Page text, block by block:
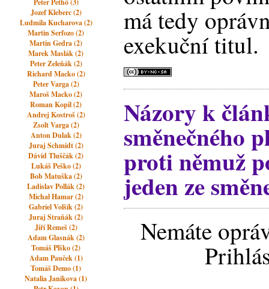
Peter Pethő (3)
Jozef Kleberc (2)
Ludmila Kucharova (2)
Martin Serfozo (2)
Martin Gedra (2)
Marek Maslák (2)
Peter Zeleňák (2)
Richard Macko (2)
Peter Varga (2)
Maroš Macko (2)
Roman Kopil (2)
Andrej Kostroš (2)
Zsolt Varga (2)
Anton Dulak (2)
Juraj Schmidt (2)
Dávid Tluščák (2)
Lukáš Peško (2)
Bob Matuška (2)
Ladislav Pollák (2)
Michal Hamar (2)
Gabriel Volšík (2)
Juraj Straňák (2)
Jiří Remeš (2)
Adam Glasnák (2)
Tomáš Plško (2)
Adam Pauček (1)
Tomáš Demo (1)
Natalia Janikova (1)
má tedy
exekuční titul.
Názory k
směnečného
proti němuž
jeden ze
Nemáte